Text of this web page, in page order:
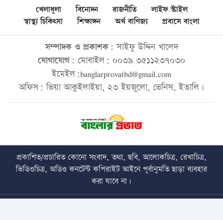
খেলাধুলা বিনোদন রাজনীতি
লাইফ স্টাইল
স্বাস্থ্য চিকিৎসা
শিক্ষাঙ্গন অর্থ বাণিজ্য প্রবাসে বাংলা
সম্পাদক ও প্রকাশক: সাইফু উদ্দিন খালেদ
যোগাযোগ: মোবাইল: ০০৩৯ ৩৫১১২৩৭০৩০
ইমেইল:banglarprovatbd@gmail.com
অফিস: ভিয়া আকুইলাইয়া, ২৩ ইয়জুলো, ভেনিস, ইতালি।
প্রকাশিত/প্রচারিত কোনো সংবাদ, তথ্য, ছবি, আলোকচিত্র, রেখাচিত্র,
ভিডিওচিত্র, অডিও কনটেন্ট কপিরাইট আইনে পূর্বানুমতি ছাড়া ব্যবহার
করা যাবে না।